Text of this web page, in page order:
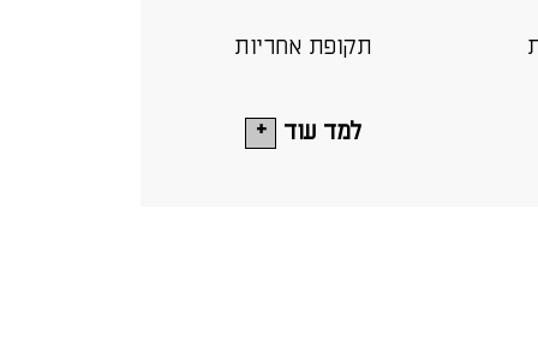
תקופת אחריות
למד עוד